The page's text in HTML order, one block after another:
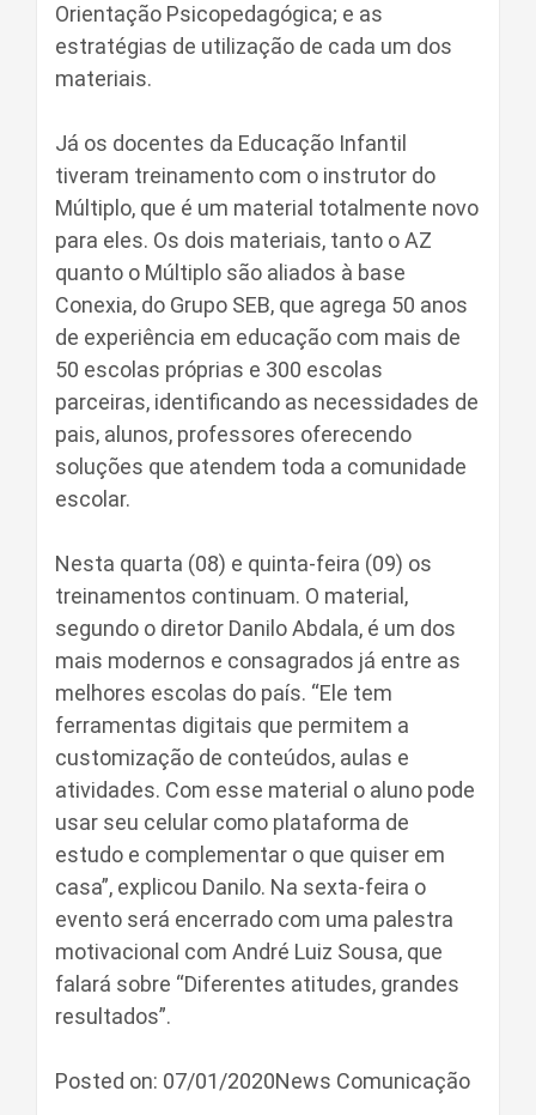
Orientação Psicopedagógica; e as
estratégias de utilização de cada um dos
materiais.
Já os docentes da Educação Infantil
tiveram treinamento com o instrutor do
Múltiplo, que é um material totalmente novo
para eles. Os dois materiais, tanto o AZ
quanto o Múltiplo são aliados à base
Conexia, do Grupo SEB, que agrega 50 anos
de experiência em educação com mais de
50 escolas próprias e 300 escolas
parceiras, identificando as necessidades de
pais, alunos, professores oferecendo
soluções que atendem toda a comunidade
escolar.
Nesta quarta (08) e quinta-feira (09) os
treinamentos continuam. O material,
segundo o diretor Danilo Abdala, é um dos
mais modernos e consagrados já entre as
melhores escolas do país. “Ele tem
ferramentas digitais que permitem a
customização de conteúdos, aulas e
atividades. Com esse material o aluno pode
usar seu celular como plataforma de
estudo e complementar o que quiser em
casa”, explicou Danilo. Na sexta-feira o
evento será encerrado com uma palestra
motivacional com André Luiz Sousa, que
falará sobre “Diferentes atitudes, grandes
resultados”.
Posted on: 07/01/2020News Comunicação